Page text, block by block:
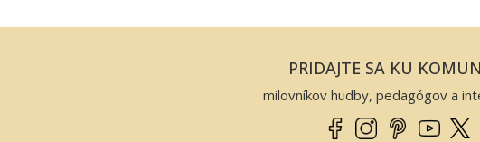
PRIDAJTE SA KU
milovníkov hudby, pedagógov a